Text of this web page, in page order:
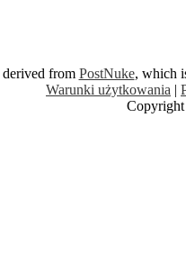
derived from PostNuke, which
Warunki użytkowania |